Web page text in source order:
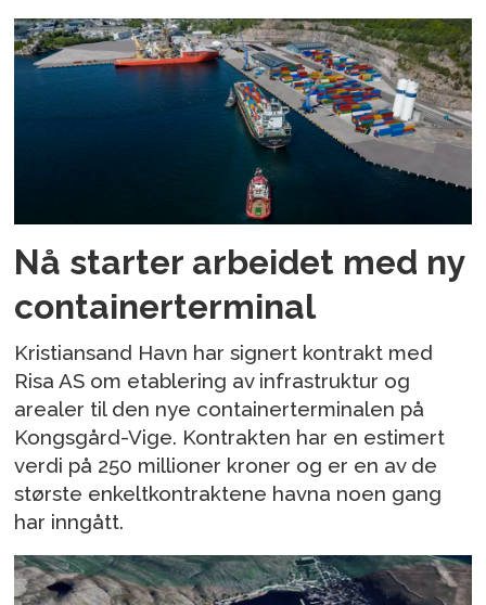
Nå starter arbeidet med ny
containerterminal
Kristiansand Havn har signert kontrakt med
Risa AS om etablering av infrastruktur og
arealer til den nye containerterminalen på
Kongsgård-Vige. Kontrakten har en estimert
verdi på 250 millioner kroner og er en av de
største enkeltkontraktene havna noen gang
har inngått.